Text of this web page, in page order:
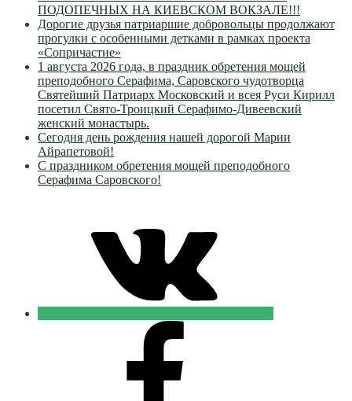
ПОДОПЕЧНЫХ НА КИЕВСКОМ ВОКЗАЛЕ!!!
Дорогие друзья патриаршие добровольцы продолжают
прогулки с особенными детками в рамках проекта
«Сопричастие»
1 августа 2026 года, в праздник обретения мощей
преподобного Серафима, Саровского чудотворца
Святейший Патриарх Московский и всея Руси Кирилл
посетил Свято-Троицкий Серафимо-Дивеевский
женский монастырь.
Сегодня день рождения нашей дорогой Марии
Айрапетовой!
С праздником обретения мощей преподобного
Серафима Саровского!
Добровольцы